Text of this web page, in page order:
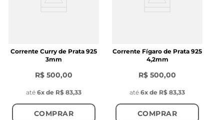
Corrente Curry de Prata 925
3mm
R$ 500,00
até 6x de R$ 83,33
COMPRAR
Corrente Fígaro de Prata 925
4,2mm
R$ 500,00
até 6x de R$ 83,33
COMPRAR